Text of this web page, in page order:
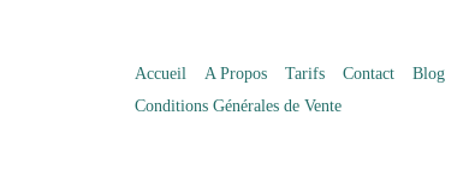
Accueil A Propos Tarifs Contact
Blog
Conditions Générales de Vente